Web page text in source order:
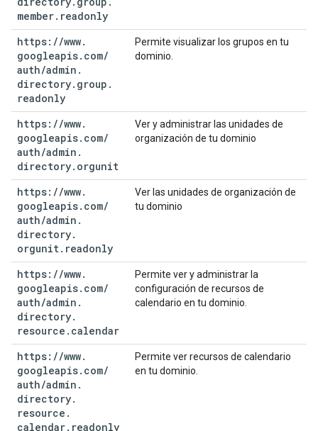
member. readonly
https: //www.
googleapis. com/
auth/admin .
directory. group .
readonly
Permite visualizar los grupos en tu
dominio.
https: //www.
googleapis. com/
auth/admin .
directory. orgunit
Ver y administrar las unidades de
organización de tu dominio
https: //www.
googleapis. com/
auth/admin .
directory.
orgunit. readonly
Ver las unidades de organización de
tu dominio
https: //www.
googleapis. com/
auth/admin .
directory.
resource . calendar
Permite ver y administrar la
configuración de recursos de
calendario en tu dominio.
https: //www.
googleapis. com/
auth/admin .
directory.
resource .
calendar. readonly
Permite ver recursos de calendario
en tu dominio.